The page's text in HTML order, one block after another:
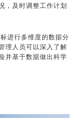
，及时调整工作计划
进行多维度的数据分
理人员可以深入了解
并基于数据做出科学